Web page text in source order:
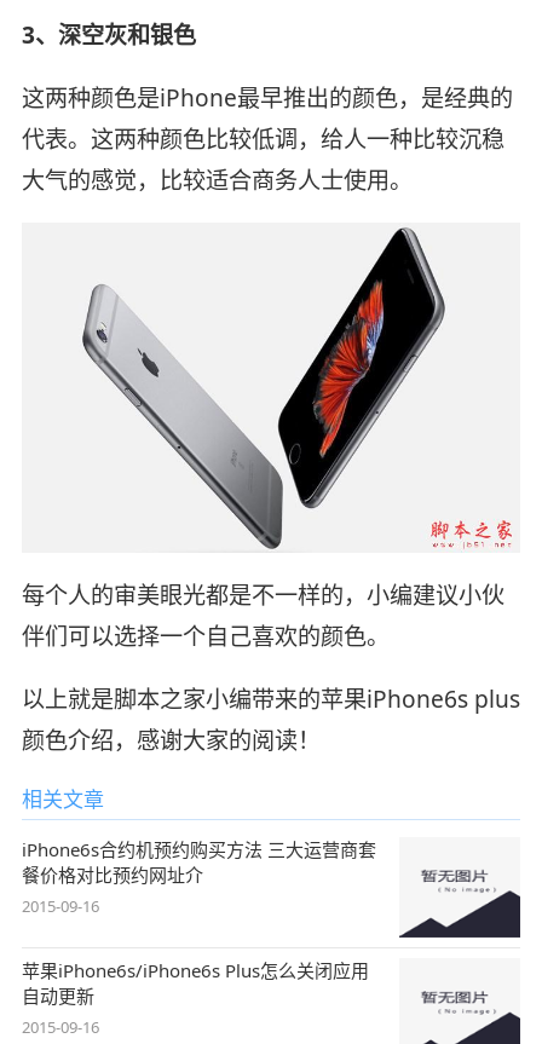
3、深空灰和银色
这两种颜色是iPhone最早推出的颜色，是经典的
代表。这两种颜色比较低调，给人一种比较沉稳
大气的感觉，比较适合商务人士使用。
每个人的审美眼光都是不一样的，小编建议小伙
伴们可以选择一个自己喜欢的颜色。
以上就是脚本之家小编带来的苹果iPhone6s plus
颜色介绍，感谢大家的阅读！
相关文章
iPhone6s合约机预约购买方法 三大运营商套
餐价格对比预约网址介
2015-09-16
苹果iPhone6s/iPhone6s Plus怎么关闭应用
自动更新
2015-09-16